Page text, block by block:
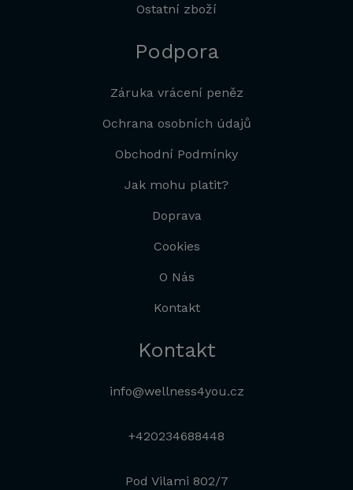
Ostatní zboží
Podpora
Záruka vrácení peněz
Ochrana osobních údajů
Obchodní Podmínky
Jak mohu platit?
Doprava
Cookies
O Nás
Kontakt
Kontakt
info@wellness4you.cz
+420234688448
Pod Vilami 802/7